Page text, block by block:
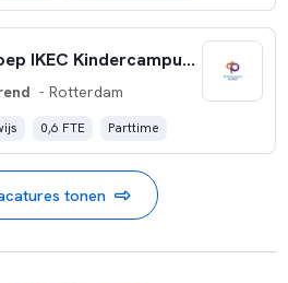
Leerkracht Zmalk-groep IKEC Kindercampus de Piloot (0,6fte)
- Rotterdam
0,6 FTE Parttime
tonen